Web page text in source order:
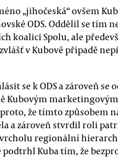
„jihočeská“ ovšem
ODS. Oddělil se tím
koalici Spolu, ale
v Kubově případě
se k ODS a zároveň se
Kubovým
že tímto způsobem
a zároveň stvrdil roli
regionální
Kuba tím, že